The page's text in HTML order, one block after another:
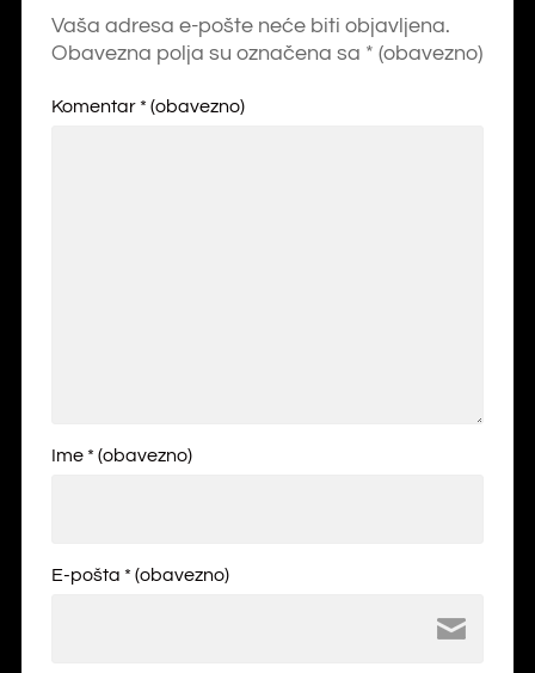
Vaša adresa e-pošte neće biti objavljena.
Obavezna polja su označena sa * (obavezno)
Komentar * (obavezno)
Ime * (obavezno)
E-pošta * (obavezno)